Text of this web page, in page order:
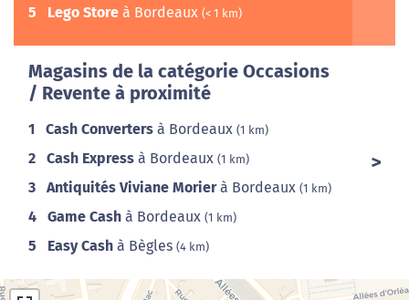
5 Lego Store à Bordeaux (< 1 km)
Magasins de la catégorie Occasions
/ Revente à proximité
1 Cash Converters à Bordeaux (1 km)
2 Cash Express à Bordeaux (1 km)
3 Antiquités Viviane Morierà Bordeaux (1 km)
4 Game Cash à Bordeaux (1 km)
5 Easy Cash à Bègles (4 km)